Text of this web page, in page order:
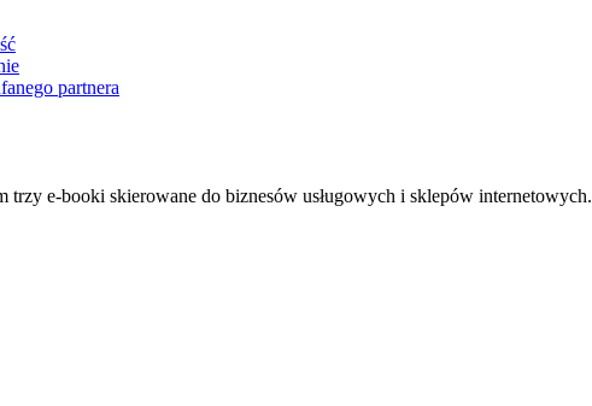
partnera
e-booki skierowane do biznesów usługowych i sklepów internetowych.